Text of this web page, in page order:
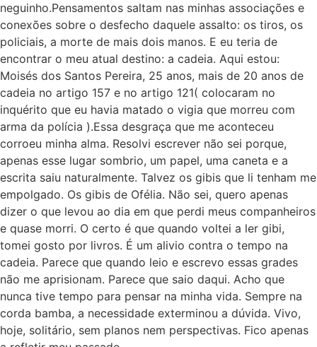
neguinho.Pensamentos saltam nas minhas associações e
conexões sobre o desfecho daquele assalto: os tiros, os
policiais, a morte de mais dois manos. E eu teria de
encontrar o meu atual destino: a cadeia. Aqui estou:
Moisés dos Santos Pereira, 25 anos, mais de 20 anos de
cadeia no artigo 157 e no artigo 121( colocaram no
inquérito que eu havia matado o vigia que morreu com
arma da polícia ).Essa desgraça que me aconteceu
corroeu minha alma. Resolvi escrever não sei porque,
apenas esse lugar sombrio, um papel, uma caneta e a
escrita saiu naturalmente. Talvez os gibis que li tenham me
empolgado. Os gibis de Ofélia. Não sei, quero apenas
dizer o que levou ao dia em que perdi meus companheiros
e quase morri. O certo é que quando voltei a ler gibi,
tomei gosto por livros. É um alivio contra o tempo na
cadeia. Parece que quando leio e escrevo essas grades
não me aprisionam. Parece que saio daqui. Acho que
nunca tive tempo para pensar na minha vida. Sempre na
corda bamba, a necessidade exterminou a dúvida. Vivo,
hoje, solitário, sem planos nem perspectivas. Fico apenas